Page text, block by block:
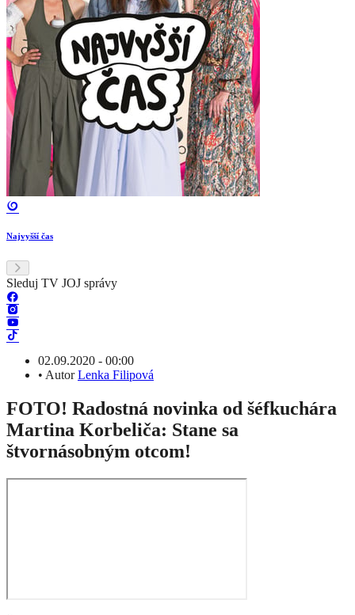
Najvyšší čas
Sleduj TV JOJ správy
02.09.2020 - 00:00
• AutorLenka Filipová
FOTO! Radostná novinka od šéfkuchára
Martina Korbeliča: Stane sa
štvornásobným otcom!